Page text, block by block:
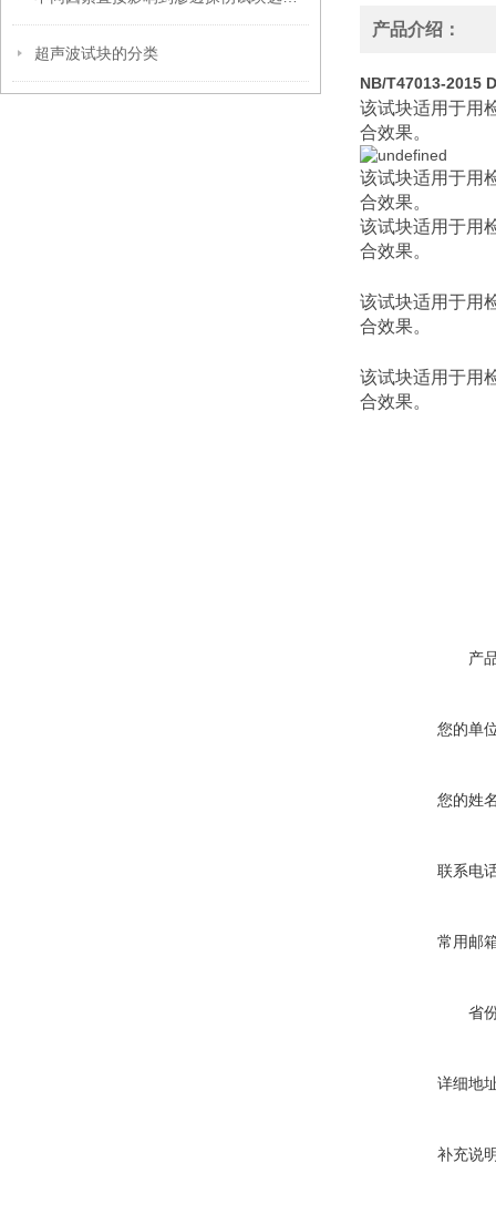
超声波试块的分类
产品介绍：
NB/T47013-2015
该试块适用于用
合效果。
该试块适用于用
合效果。
该试块适用于用
合效果。
该试块适用于用
合效果。
该试块适用于用
合效果。
产
您的单
您的姓
联系电
常用邮
省
详细地
补充说